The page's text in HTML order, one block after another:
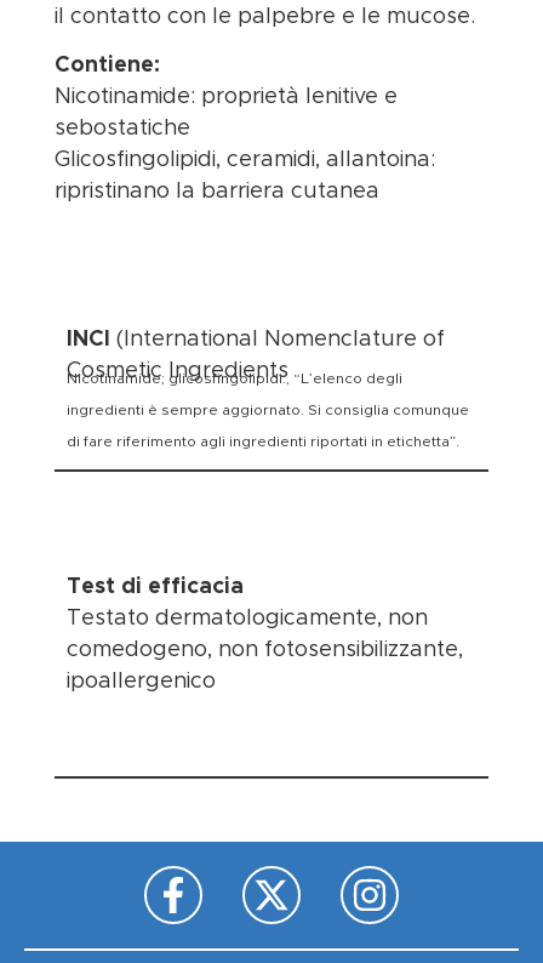
il contatto con le palpebre e le mucose.
Contiene:
Nicotinamide: proprietà lenitive e
sebostatiche
Glicosfingolipidi, ceramidi, allantoina:
ripristinano la barriera cutanea
INCI
(International Nomenclature of
Cosmetic Ingredients
Nicotinamide; glicosfingolipidi., “L’elenco degli
ingredienti è sempre aggiornato. Si consiglia comunque
di fare riferimento agli ingredienti riportati in etichetta”.
Test di efficacia
Testato dermatologicamente, non
comedogeno, non fotosensibilizzante,
ipoallergenico